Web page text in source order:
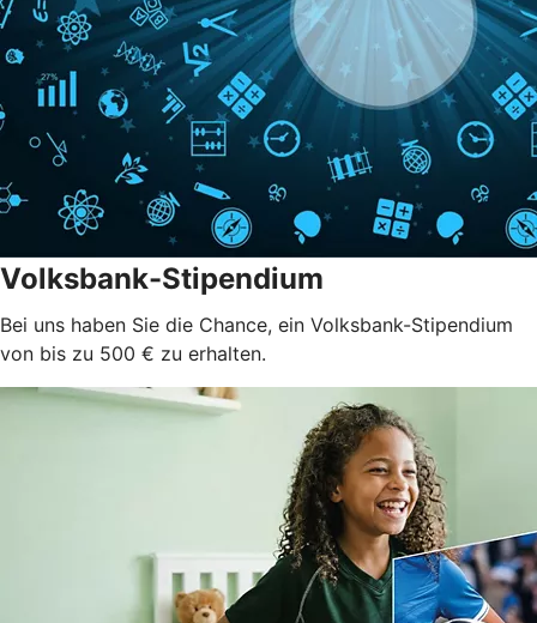
Volksbank-Stipendium
Bei uns haben Sie die Chance, ein Volksbank-Stipendium
von bis zu 500 € zu erhalten.